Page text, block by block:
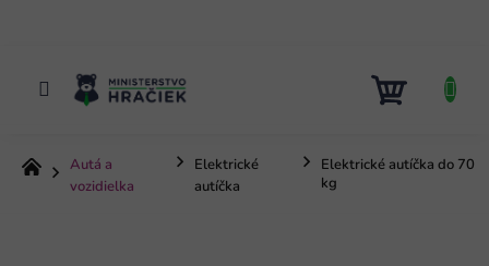
KOŠÍK
DomovAutá a
vozidielka
Elektrické
autíčka
Elektrické autíčka do 70
kg